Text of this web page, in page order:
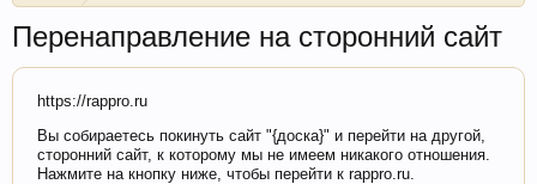
Перенаправление на сторонний сайт
https://rappro.ru
Вы собираетесь покинуть сайт "{доска}" и перейти на другой,
сторонний сайт, к которому мы не имеем никакого отношения.
Нажмите на кнопку ниже, чтобы перейти к rappro.ru.